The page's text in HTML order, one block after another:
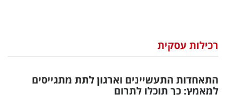
וצרכנות
דיגיטל
רכילות עסקית
התאחדות התעשיינים וארגון לתת מתגייסים
למאמץ: כך תוכלו לתרום